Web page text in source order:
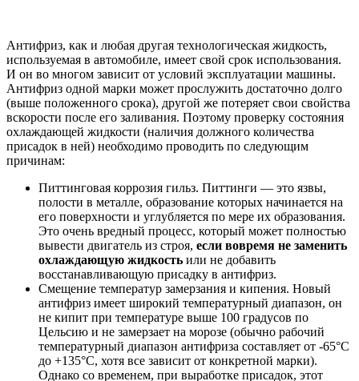
Антифриз, как и любая другая технологическая жидкость,
используемая в автомобиле, имеет свой срок использования.
И он во многом зависит от условий эксплуатации машины.
Антифриз одной марки может прослужить достаточно долго
(выше положенного срока), другой же потеряет свои свойства
вскорости после его заливания. Поэтому проверку состояния
охлаждающей жидкости (наличия должного количества
присадок в ней) необходимо проводить по следующим
причинам:
Питтинговая коррозия гильз. Питтинги — это язвы,
полости в металле, образование которых начинается на
его поверхности и углубляется по мере их образования.
Это очень вредный процесс, который может полностью
вывести двигатель из строя, если вовремя не заменить
охлаждающую жидкость или не добавить
восстанавливающую присадку в антифриз.
Смещение температур замерзания и кипения. Новый
антифриз имеет широкий температурный диапазон, он
не кипит при температуре выше 100 градусов по
Цельсию и не замерзает на морозе (обычно рабочий
температурный диапазон антифриза составляет от -65°С
до +135°С, хотя все зависит от конкретной марки).
Однако со временем, при выработке присадок, этот